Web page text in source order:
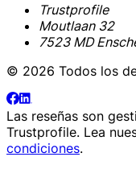
Trustprofile
Moutlaan 32
7523 MD
© 2026 Todos los
Las reseñas son
Trustprofile. Lea
condiciones.